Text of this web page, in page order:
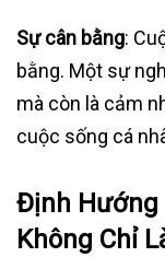
Sự cân bằng:
bằng. Một sự
mà còn là cảm
cuộc sống cá
Định Hướng
Không Chỉ